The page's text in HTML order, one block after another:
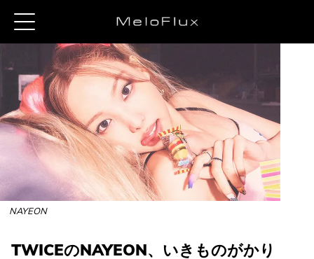
NAYEON
TWICEのNAYEON、いきものがかり